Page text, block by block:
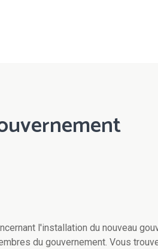
l'installation du nouveau
du gouvernement. Vous